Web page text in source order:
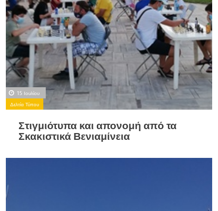
15 Ιουλίου
Δελτία Τύπου
Στιγμιότυπα και απονομή από τα
Σκακιστικά Βενιαμίνεια